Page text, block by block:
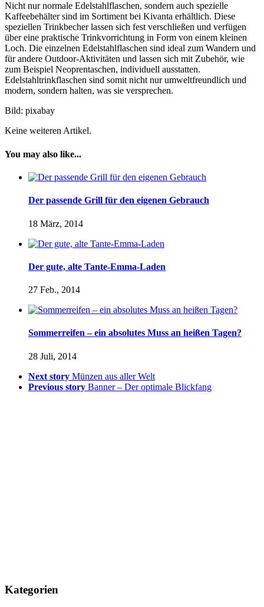
Nicht nur normale Edelstahlflaschen, sondern auch spezielle
Kaffeebehälter sind im Sortiment bei Kivanta erhältlich. Diese
speziellen Trinkbecher lassen sich fest verschließen und verfügen
über eine praktische Trinkvorrichtung in Form von einem kleinen
Loch. Die einzelnen Edelstahlflaschen sind ideal zum Wandern und
für andere Outdoor-Aktivitäten und lassen sich mit Zubehör, wie
zum Beispiel Neoprentaschen, individuell ausstatten.
Edelstahltrinkflaschen sind somit nicht nur umweltfreundlich und
modern, sondern halten, was sie versprechen.
Bild: pixabay
Keine weiteren Artikel.
You may also like...
Der passende Grill für den eigenen Gebrauch
18 März, 2014
Der gute, alte Tante-Emma-Laden
27 Feb., 2014
Sommerreifen – ein absolutes Muss an heißen Tagen?
28 Juli, 2014
Next story Münzen aus aller Welt
Previous story Banner – Der optimale Blickfang
Kategorien